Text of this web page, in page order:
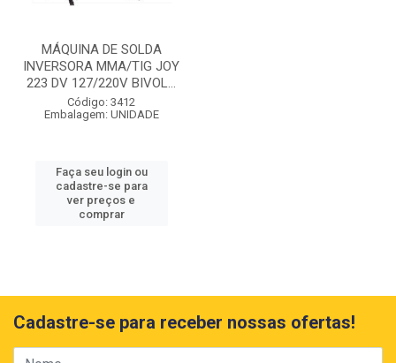
MÁQUINA DE SOLDA
INVERSORA MMA/TIG JOY
223 DV 127/220V BIVOL...
Código: 3412
Embalagem: UNIDADE
Faça seu login ou
cadastre-se para
ver preços e
comprar
Cadastre-se para receber nossas ofertas!